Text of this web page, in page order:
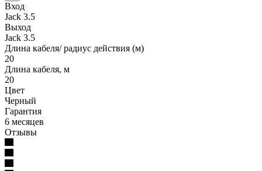
Вход
Jack 3.5
Выход
Jack 3.5
Длина кабеля/ радиус действия (м)
20
Длина кабеля, м
20
Цвет
Черный
Гарантия
6 месяцев
Отзывы